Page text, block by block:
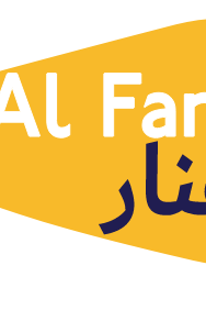
próximo la
saudí
gran
todos los